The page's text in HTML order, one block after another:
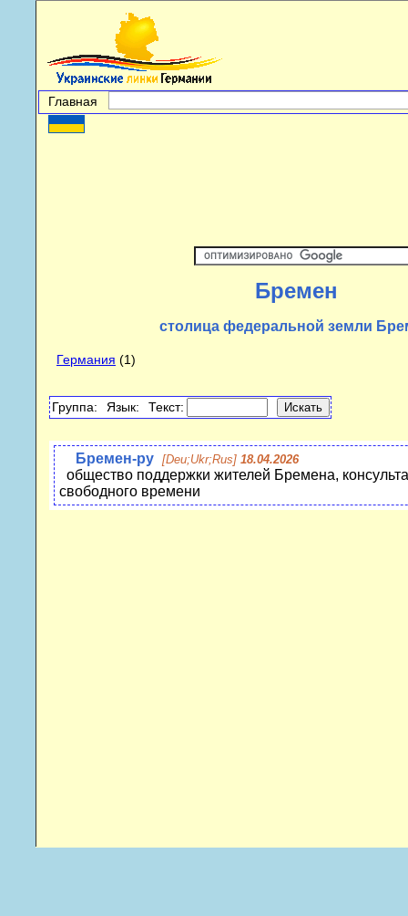
Главная
Бремен
столица федеральной земли
Германия (1)
Группа: Язык: Текст:
Бремен-ру [Deu;Ukr;Rus] 18.04.2026
общество поддержки жителей Бремена,
свободного времени